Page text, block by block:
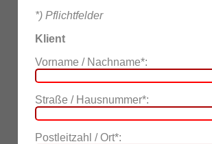
*) Pflichtfelder
Klient
Vorname / Nachname*:
Straße / Hausnummer*:
Postleitzahl / Ort*: